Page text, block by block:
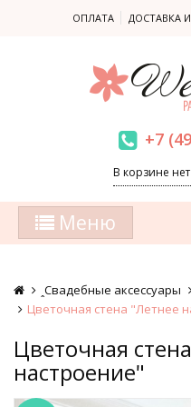
ОПЛАТА ДОСТАВКА
+7
В корзине
Меню
ꞈСвадебные аксессуары
Цветочная стена "Летнее
Цветочная
настроение"